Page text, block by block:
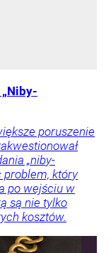
poruszenie
„niby-
problem, który
po wejściu w
są nie tylko
kosztów.